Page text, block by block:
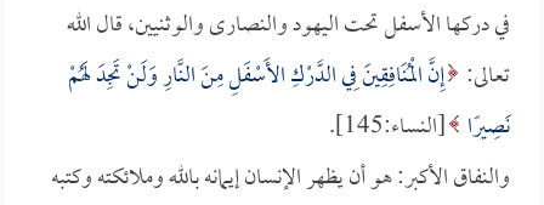
في دركها الأسفل تحت اليهود والنصارى والوثنيين، قال الله
تعالى: إِنَّ الْمُنَافِقِينَ فِي الدَّرْكِ الأَسْفَلِ مِنَ النَّارِ وَلَنْ تَجِدَ لَهُمْ
نَصِيرًا [النساء:145].
والنفاق الأكبر: هو أن يظهر الإنسان إيمانه بالله وملائكته وكتبه